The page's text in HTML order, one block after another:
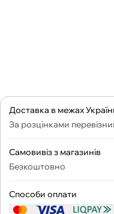
Доставка в межах
За розцінками
Самовивіз з магазинів
Безкоштовно
Способи оплати